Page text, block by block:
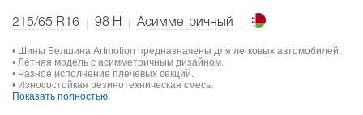
215/65 R16 98 H Асимметричный
• Шины Белшина Artmotion предназначены для легковых автомобилей.
• Летняя модель с асимметричным дизайном.
• Разное исполнение плечевых секций.
• Износостойкая резинотехническая смесь.
Показать полностью